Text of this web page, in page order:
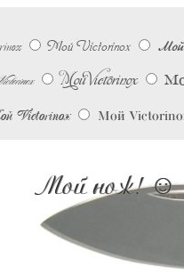
Мой Victorinox Мой
Мой Victorinox
Victorinox Мой
Мой нож! ☺︎